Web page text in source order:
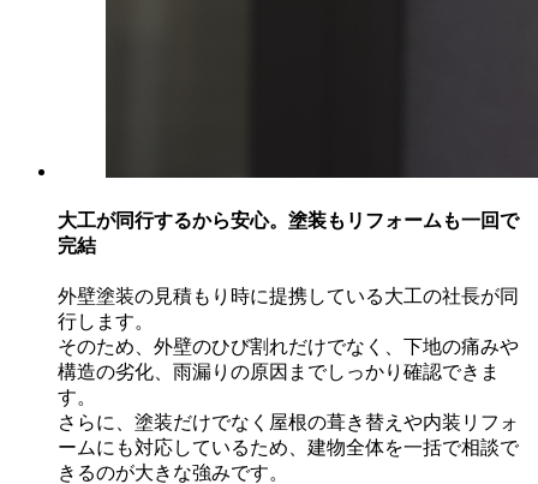
大工が同行するから安心。塗装もリフォームも一回で
完結
外壁塗装の見積もり時に提携している大工の社長が同
行します。
そのため、外壁のひび割れだけでなく、下地の痛みや
構造の劣化、雨漏りの原因までしっかり確認できま
す。
さらに、塗装だけでなく屋根の葺き替えや内装リフォ
ームにも対応しているため、建物全体を一括で相談で
きるのが大きな強みです。